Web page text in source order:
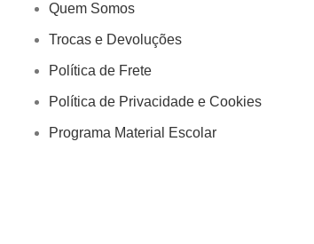
Quem Somos
Trocas e Devoluções
Política de Frete
Política de Privacidade e Cookies
Programa Material Escolar